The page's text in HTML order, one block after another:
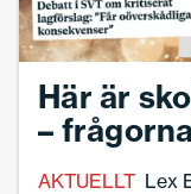
Här är
–
AKTUELLT Lex